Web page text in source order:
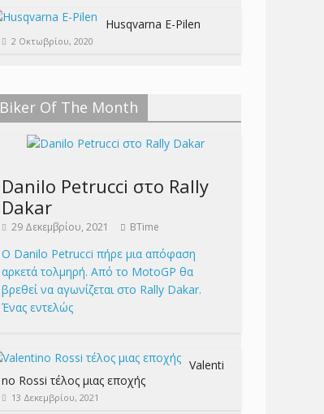
Husqvarna E-Pilen
2 Οκτωβρίου, 2020
Biker Of The Month
Danilo Petrucci στο Rally
Dakar
29 Δεκεμβρίου, 2021 BTime
Ο Danilo Petrucci πήρε μια απόφαση
αρκετά τολμηρή. Από το MotoGP θα
βρεθεί να αγωνίζεται στο Rally Dakar.
Ένας εντελώς
Valenti
no Rossi τέλος μιας εποχής
13 Δεκεμβρίου, 2021